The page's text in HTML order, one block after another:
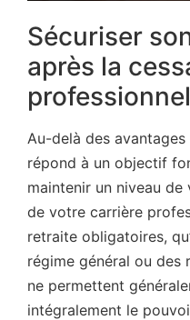
Sécuriser
après la
Au-delà des
répond à un objectif
maintenir un niveau
de votre carrière
retraite obligatoires,
régime général ou des
ne permettent
intégralement le